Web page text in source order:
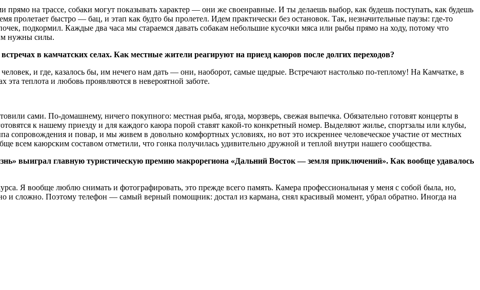
на трассе, собаки могут показывать характер — они же своенравные. И ты делаешь выбор, как будешь поступать, как будешь
пролетает быстро — бац, и этап как будто бы пролетел. Идем практически без остановок. Так, незначительные паузы: где-то
подкормил. Каждые два часа мы стараемся давать собакам небольшие кусочки мяса или рыбы прямо на ходу, потому что
им нужны силы.
в камчатских селах. Как местные жители реагируют на приезд каюров после долгих переходов?
и где, казалось бы, им нечего нам дать — они, наоборот, самые щедрые. Встречают настолько по-теплому! На Камчатке, в
теплота и любовь проявляются в невероятной заботе.
сами. По-домашнему, ничего покупного: местная рыба, ягода, морзверь, свежая выпечка. Обязательно готовят концерты в
к нашему приезду и для каждого каюра порой ставят какой-то конкретный номер. Выделяют жилье, спортзалы или клубы,
сопровождения и повар, и мы живем в довольно комфортных условиях, но вот это искреннее человеческое участие от местных
всем каюрским составом отметили, что гонка получилась удивительно дружной и теплой внутри нашего сообщества.
выиграл главную туристическую премию макрорегиона «Дальний Восток — земля приключений». Как вообще удавалось
Я вообще люблю снимать и фотографировать, это прежде всего память. Камера профессиональная у меня с собой была, но,
и сложно. Поэтому телефон — самый верный помощник: достал из кармана, снял красивый момент, убрал обратно. Иногда на